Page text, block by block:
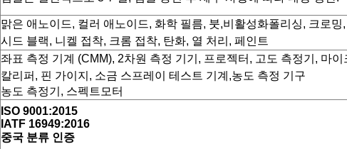
맑은 애노이드, 컬러 애노이드, 화학 필름, 붓,비활성화폴리싱, 크로밍
시드 블랙, 니켈 접착, 크롬 접착, 탄화, 열 처리, 페인트
좌표 측정 기계 (CMM), 2차원 측정 기기, 프로젝터, 고도 측정기, 마
칼리퍼, 핀 가이지, 소금 스프레이 테스트 기계,농도 측정 기구
농도 측정기, 스펙트모터
ISO 9001:2015
IATF 16949:2016
중국 분류 인증